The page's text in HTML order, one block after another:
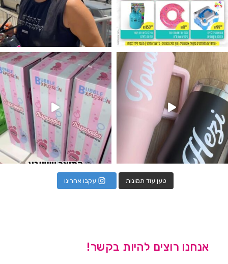
מטף לגילוי מין העובר חזר למלא
טען עוד תמונות עקבו אחרינו
אנחנו רוצים להיות בקשר!